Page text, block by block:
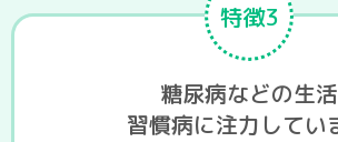
特徴3
糖尿病などの生活
習慣病に注力してい